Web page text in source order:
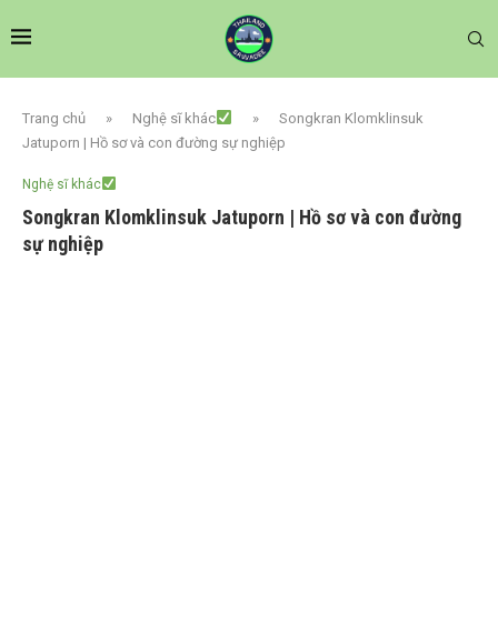
Trang chủ » Nghệ sĩ khác »
Songkran Klomklinsuk
Jatuporn | Hồ sơ và con đường sự nghiệp
Nghệ sĩ khác
Songkran Klomklinsuk Jatuporn | Hồ sơ và con đường
sự nghiệp